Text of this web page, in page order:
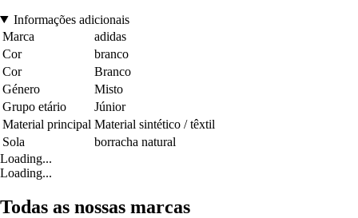
Informações adicionais
Marca
adidas
Cor
branco
Cor
Branco
Género
Misto
Grupo etário
Júnior
Material principal Material sintético / têxtil
Sola
borracha natural
Loading...
Loading...
Todas as nossas marcas